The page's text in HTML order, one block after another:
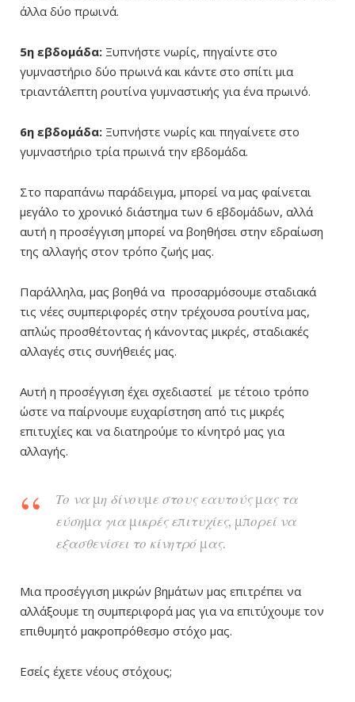
άλλα δύο πρωινά.
5η εβδομάδα: Ξυπνήστε νωρίς, πηγαίντε στο
γυμναστήριο δύο πρωινά και κάντε στο σπίτι μια
τριαντάλεπτη ρουτίνα γυμναστικής για ένα πρωινό.
6η εβδομάδα: Ξυπνήστε νωρίς και πηγαίνετε στο
γυμναστήριο τρία πρωινά την εβδομάδα.
Στο παραπάνω παράδειγμα, μπορεί να μας φαίνεται
μεγάλο το χρονικό διάστημα των 6 εβδομάδων, αλλά
αυτή η προσέγγιση μπορεί να βοηθήσει στην εδραίωση
της αλλαγής στον τρόπο ζωής μας.
Παράλληλα, μας βοηθά να προσαρμόσουμε σταδιακά
τις νέες συμπεριφορές στην τρέχουσα ρουτίνα μας,
απλώς προσθέτοντας ή κάνοντας μικρές, σταδιακές
αλλαγές στις συνήθειές μας.
Αυτή η προσέγγιση έχει σχεδιαστεί με τέτοιο τρόπο
ώστε να παίρνουμε ευχαρίστηση από τις μικρές
επιτυχίες και να διατηρούμε το κίνητρό μας για
αλλαγής.
Το να μη δίνουμε στους εαυτούς μας τα
εύσημα για μικρές επιτυχίες, μπορεί να
εξασθενίσει το κίνητρό μας.
Μια προσέγγιση μικρών βημάτων μας επιτρέπει να
αλλάξουμε τη συμπεριφορά μας για να επιτύχουμε τον
επιθυμητό μακροπρόθεσμο στόχο μας.
Εσείς έχετε νέους στόχους;